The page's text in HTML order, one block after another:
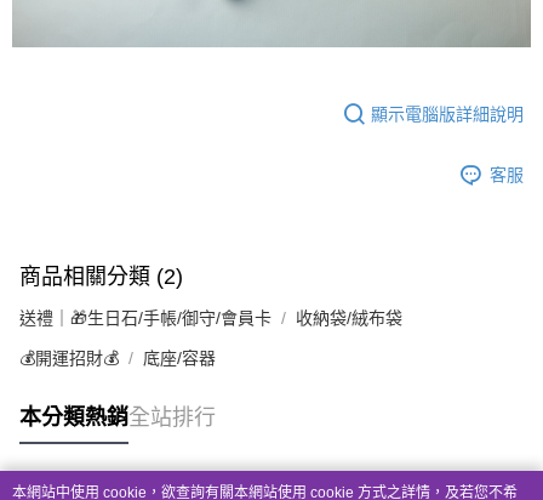
顯示電腦版詳細說明
客服
商品相關分類 (2)
送禮｜🎁生日石/手帳/御守/會員卡 收納袋/絨布袋
💰開運招財💰 底座/容器
本分類熱銷全站排行
本網站中使用 cookie，欲查詢有關本網站使用 cookie 方式之詳情，及若您不希